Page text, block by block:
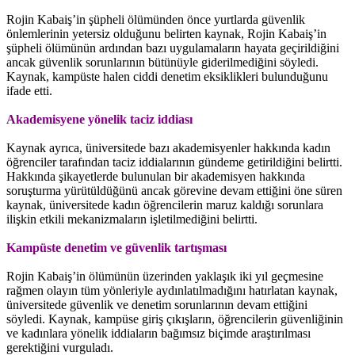
Rojin Kabaiş’in şüpheli ölümünden önce yurtlarda güvenlik
önlemlerinin yetersiz olduğunu belirten kaynak, Rojin Kabaiş’in
şüpheli ölümünün ardından bazı uygulamaların hayata geçirildiğini
ancak güvenlik sorunlarının bütünüyle giderilmediğini söyledi.
Kaynak, kampüste halen ciddi denetim eksiklikleri bulunduğunu
ifade etti.
Akademisyene yönelik taciz iddiası
Kaynak ayrıca, üniversitede bazı akademisyenler hakkında kadın
öğrenciler tarafından taciz iddialarının gündeme getirildiğini belirtti.
Hakkında şikayetlerde bulunulan bir akademisyen hakkında
soruşturma yürütüldüğünü ancak görevine devam ettiğini öne süren
kaynak, üniversitede kadın öğrencilerin maruz kaldığı sorunlara
ilişkin etkili mekanizmaların işletilmediğini belirtti.
Kampüste denetim ve güvenlik tartışması
Rojin Kabaiş’in ölümünün üzerinden yaklaşık iki yıl geçmesine
rağmen olayın tüm yönleriyle aydınlatılmadığını hatırlatan kaynak,
üniversitede güvenlik ve denetim sorunlarının devam ettiğini
söyledi. Kaynak, kampüse giriş çıkışların, öğrencilerin güvenliğinin
ve kadınlara yönelik iddiaların bağımsız biçimde araştırılması
gerektiğini vurguladı.